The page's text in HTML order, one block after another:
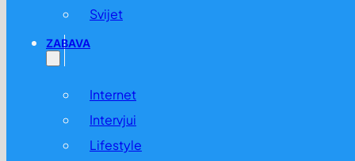
Svijet
ZABAVA
Internet
Intervjui
Lifestyle